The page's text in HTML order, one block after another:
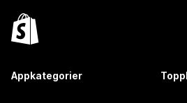
Appkategorier